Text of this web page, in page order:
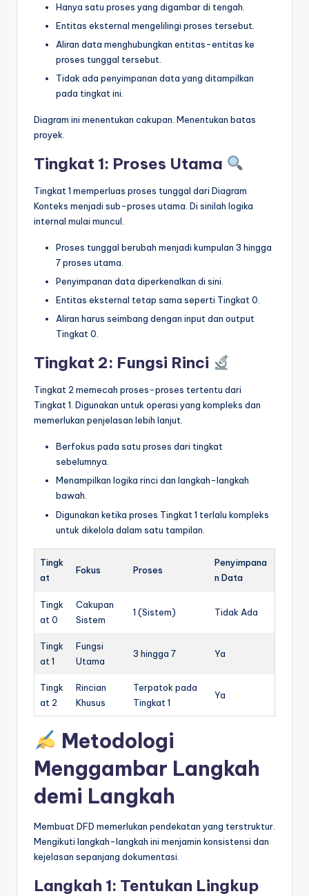
Hanya satu proses yang digambar di tengah.
Entitas eksternal mengelilingi proses tersebut.
Aliran data menghubungkan entitas-entitas ke
proses tunggal tersebut.
Tidak ada penyimpanan data yang ditampilkan
pada tingkat ini.
Diagram ini menentukan cakupan. Menentukan batas
proyek.
Tingkat 1: Proses Utama
Tingkat 1 memperluas proses tunggal dari Diagram
Konteks menjadi sub-proses utama. Di sinilah logika
internal mulai muncul.
Proses tunggal berubah menjadi kumpulan 3 hingga
7 proses utama.
Penyimpanan data diperkenalkan di sini.
Entitas eksternal tetap sama seperti Tingkat 0.
Aliran harus seimbang dengan input dan output
Tingkat 0.
Tingkat 2: Fungsi Rinci
Tingkat 2 memecah proses-proses tertentu dari
Tingkat 1. Digunakan untuk operasi yang kompleks dan
memerlukan penjelasan lebih lanjut.
Berfokus pada satu proses dari tingkat
sebelumnya.
Menampilkan logika rinci dan langkah-langkah
bawah.
Digunakan ketika proses Tingkat 1 terlalu kompleks
untuk dikelola dalam satu tampilan.
Tingk
at
Fokus Proses
Penyimpana
n Data
Tingk
at 0
Cakupan
Sistem
1 (Sistem) Tidak Ada
Tingk
at 1
Fungsi
Utama
3 hingga 7 Ya
Tingk
at 2
Rincian
Khusus
Terpatok pada
Tingkat 1
Ya
Metodologi
Menggambar Langkah
demi Langkah
Membuat DFD memerlukan pendekatan yang terstruktur.
Mengikuti langkah-langkah ini menjamin konsistensi dan
kejelasan sepanjang dokumentasi.
Langkah 1: Tentukan Lingkup